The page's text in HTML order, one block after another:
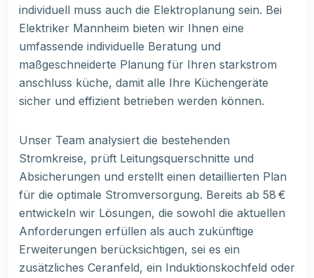
individuell muss auch die Elektroplanung sein. Bei
Elektriker Mannheim bieten wir Ihnen eine
umfassende individuelle Beratung und
maßgeschneiderte Planung für Ihren starkstrom
anschluss küche, damit alle Ihre Küchengeräte
sicher und effizient betrieben werden können.
Unser Team analysiert die bestehenden
Stromkreise, prüft Leitungsquerschnitte und
Absicherungen und erstellt einen detaillierten Plan
für die optimale Stromversorgung. Bereits ab 58 €
entwickeln wir Lösungen, die sowohl die aktuellen
Anforderungen erfüllen als auch zukünftige
Erweiterungen berücksichtigen, sei es ein
zusätzliches Ceranfeld, ein Induktionskochfeld oder